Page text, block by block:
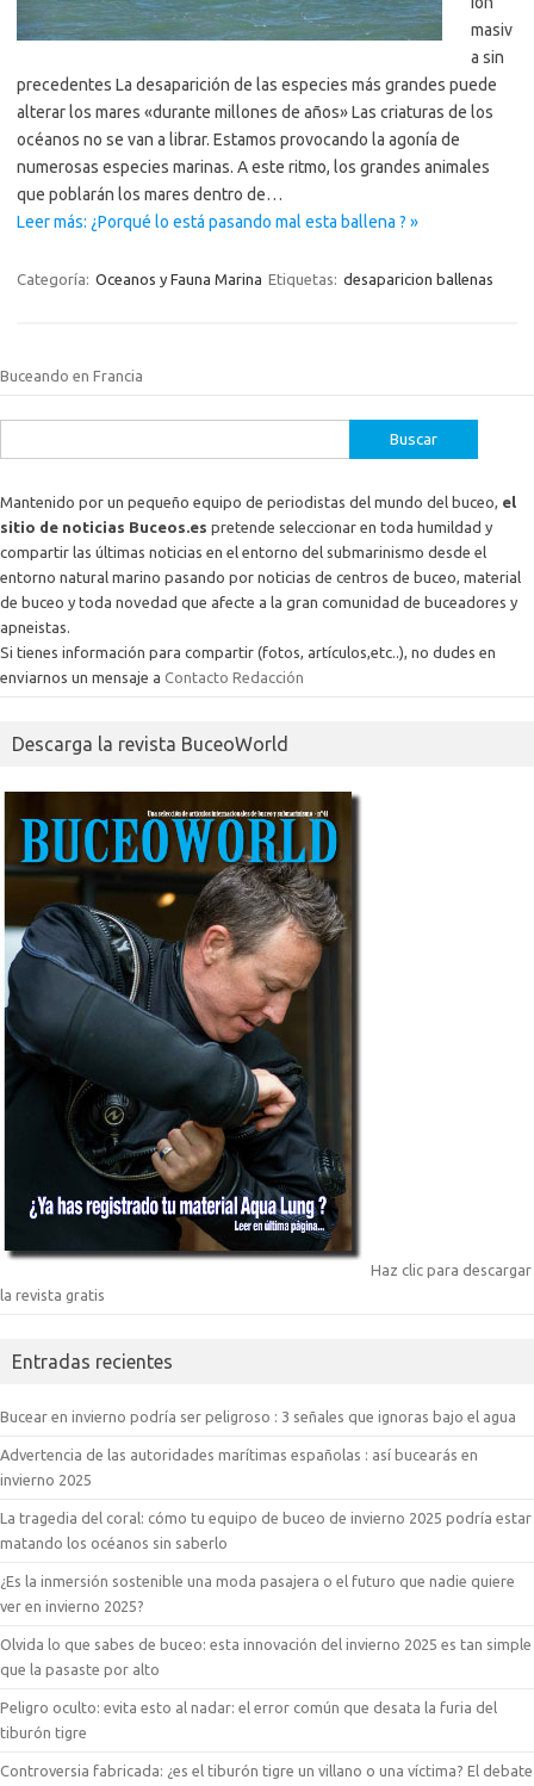
masiv
a sin
precedentes La desaparición de las especies más grandes puede
alterar los mares «durante millones de años» Las criaturas de los
océanos no se van a librar. Estamos provocando la agonía de
numerosas especies marinas. A este ritmo, los grandes animales
que poblarán los mares dentro de…
Leer más: ¿Porqué lo está pasando mal esta ballena ? »
Categoría: Oceanos y Fauna Marina Etiquetas: desaparicion ballenas
Buceando en Francia
Mantenido por un pequeño equipo de periodistas del mundo del buceo, el
sitio de noticias Buceos.es pretende seleccionar en toda humildad y
compartir las últimas noticias en el entorno del submarinismo desde el
entorno natural marino pasando por noticias de centros de buceo, material
de buceo y toda novedad que afecte a la gran comunidad de buceadores y
apneistas.
Si tienes información para compartir (fotos, artículos,etc..), no dudes en
enviarnos un mensaje a Contacto Redacción
Descarga la revista BuceoWorld
Haz clic para descargar
la revista gratis
Entradas recientes
Bucear en invierno podría ser peligroso : 3 señales que ignoras bajo el agua
Advertencia de las autoridades marítimas españolas : así bucearás en
invierno 2025
La tragedia del coral: cómo tu equipo de buceo de invierno 2025 podría estar
matando los océanos sin saberlo
¿Es la inmersión sostenible una moda pasajera o el futuro que nadie quiere
ver en invierno 2025?
Olvida lo que sabes de buceo: esta innovación del invierno 2025 es tan simple
que la pasaste por alto
Peligro oculto: evita esto al nadar: el error común que desata la furia del
tiburón tigre
Controversia fabricada: ¿es el tiburón tigre un villano o una víctima? El debate